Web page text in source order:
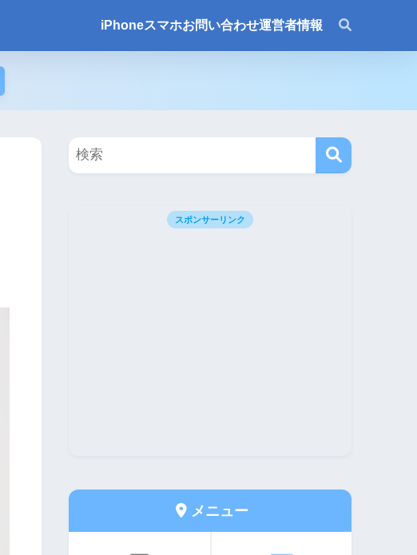
iPhoneスマホお問い合わせ運営者情報
スポンサーリンク
メニュー